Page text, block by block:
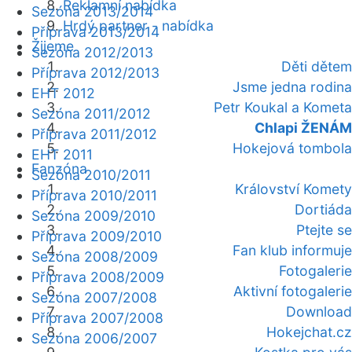
Reklamní nabídka
Hrdý partner - nabídka
Žijeme
Děti dětem
Jsme jedna rodina
Petr Koukal a Kometa
Chlapi ŽENÁM
Hokejová tombola
Fanzóna
Království Komety
Dortiáda
Ptejte se
Fan klub informuje
Fotogalerie
Aktivní fotogalerie
Download
Hokejchat.cz
Sezóna 2013/2014
Příprava 2013/2014
Sezóna 2012/2013
Příprava 2012/2013
EHT 2012
Sezóna 2011/2012
Příprava 2011/2012
EHT 2011
Sezóna 2010/2011
Příprava 2010/2011
Sezóna 2009/2010
Příprava 2009/2010
Sezóna 2008/2009
Příprava 2008/2009
Sezóna 2007/2008
Příprava 2007/2008
Sezóna 2006/2007